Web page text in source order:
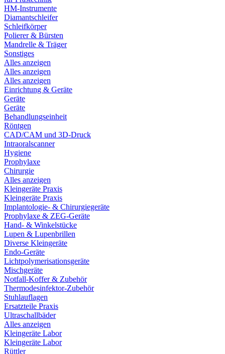
HM-Instrumente
Diamantschleifer
Schleifkörper
Polierer & Bürsten
Mandrelle & Träger
Sonstiges
Alles anzeigen
Alles anzeigen
Alles anzeigen
Einrichtung & Geräte
Geräte
Geräte
Behandlungseinheit
Röntgen
CAD/CAM und 3D-Druck
Intraoralscanner
Hygiene
Prophylaxe
Chirurgie
Alles anzeigen
Kleingeräte Praxis
Kleingeräte Praxis
Implantologie- & Chirurgiegeräte
Prophylaxe & ZEG-Geräte
Hand- & Winkelstücke
Lupen & Lupenbrillen
Diverse Kleingeräte
Endo-Geräte
Lichtpolymerisationsgeräte
Mischgeräte
Notfall-Koffer & Zubehör
Thermodesinfektor-Zubehör
Stuhlauflagen
Ersatzteile Praxis
Ultraschallbäder
Alles anzeigen
Kleingeräte Labor
Kleingeräte Labor
Rüttler